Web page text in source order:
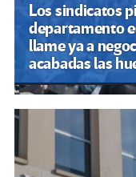
Los sindicatos
departamento
llame ya a
acabadas las